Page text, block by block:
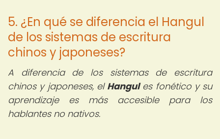
5. ¿En qué se diferencia el Hangul
de los sistemas de escritura
chinos y japoneses?
A diferencia de los sistemas de escritura
chinos y japoneses, el Hangules fonético y su
aprendizaje es más accesible para los
hablantes no nativos.